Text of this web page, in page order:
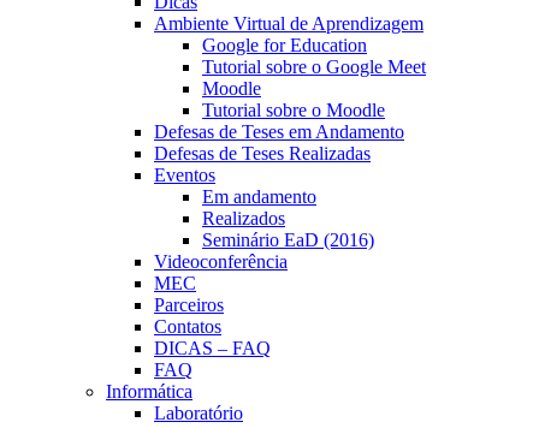
Ambiente Virtual de Aprendizagem
Google for Education
Tutorial sobre o Google Meet
Moodle
Tutorial sobre o Moodle
Defesas de Teses em Andamento
Defesas de Teses Realizadas
Eventos
Em andamento
Realizados
Seminário EaD (2016)
Videoconferência
MEC
Parceiros
Contatos
DICAS – FAQ
FAQ
Informática
Laboratório